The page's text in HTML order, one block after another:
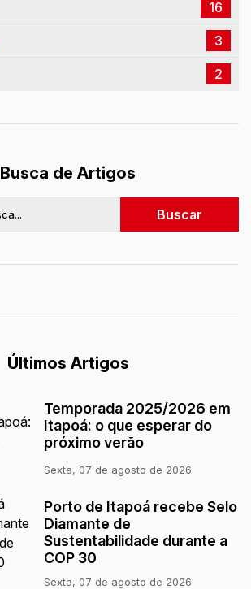
16
3
2
Busca de Artigos
Últimos Artigos
Temporada 2025/2026 em
Itapoá: o que esperar do
próximo verão
Sexta, 07 de agosto de 2026
Porto de Itapoá recebe Selo
Diamante de
Sustentabilidade durante a
COP 30
Sexta, 07 de agosto de 2026